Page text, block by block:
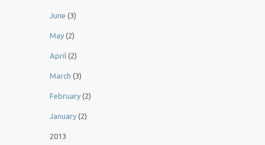
June (3)
May (2)
April (2)
March (3)
February (2)
January (2)
2013